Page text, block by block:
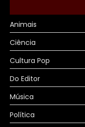
Animais
Ciência
Cultura Pop
Do Editor
Música
Política